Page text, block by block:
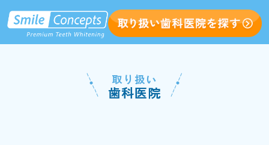
取り扱い
歯科医院